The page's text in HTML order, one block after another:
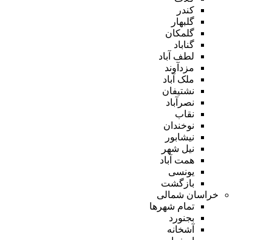
کندر
گلبهار
گلمکان
گناباد
لطف آباد
مزدآوند
ملک آباد
نشتیفان
نصرآباد
نقاب
نوخندان
نیشابور
نیل شهر
همت آباد
یونسی
بازگشت
خراسان شمالی
تمام شهر‌ها
بجنورد
آشخانه